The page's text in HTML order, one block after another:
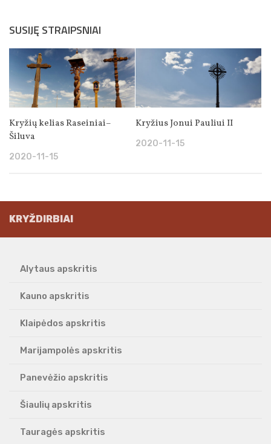
SUSIJĘ STRAIPSNIAI
Kryžių kelias Raseiniai–
Šiluva
2020-11-15
Kryžius Jonui Pauliui II
2020-11-15
KRYŽDIRBIAI
Alytaus apskritis
Kauno apskritis
Klaipėdos apskritis
Marijampolės apskritis
Panevėžio apskritis
Šiaulių apskritis
Tauragės apskritis